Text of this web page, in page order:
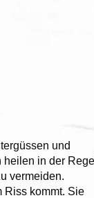
und
in der Regel
vermeiden.
Riss kommt. Sie